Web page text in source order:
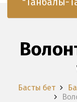
Басты бет